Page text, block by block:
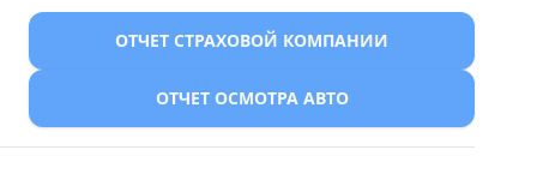
ОТЧЕТ СТРАХОВОЙ КОМПАНИИ
ОТЧЕТ ОСМОТРА АВТО